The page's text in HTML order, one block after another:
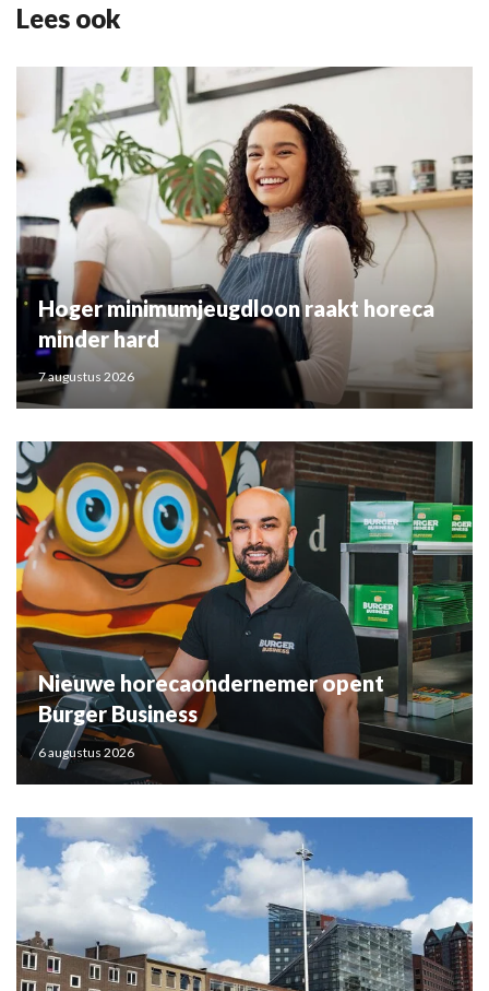
Lees ook
Hoger minimumjeugdloon raakt horeca
minder hard
7 augustus 2026
Nieuwe horecaondernemer opent
Burger Business
6 augustus 2026